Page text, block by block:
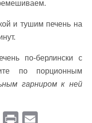
и тушим печень на
по-берлински с
по порционным
гарниром к ней
S Pr